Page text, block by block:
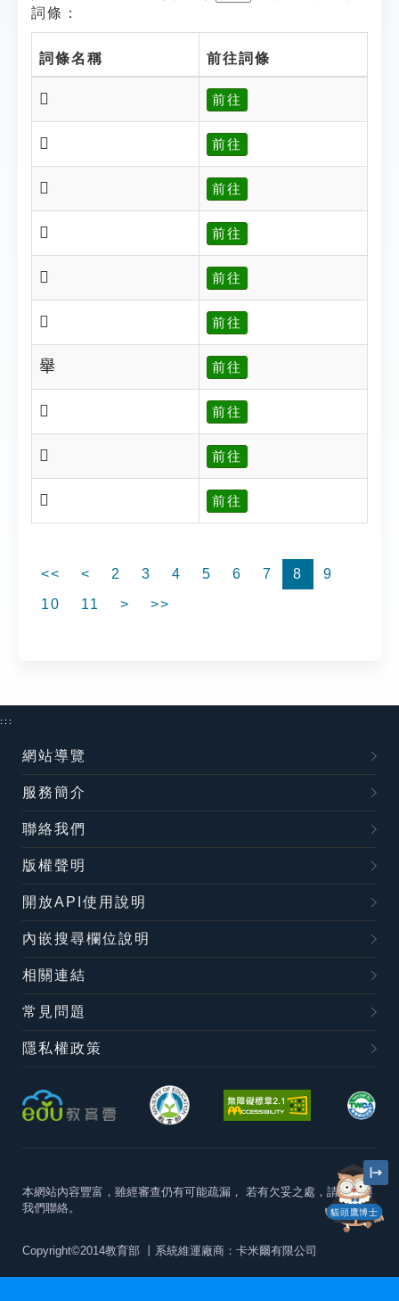
詞條：
詞條名稱 前往詞條
𦦓 前往
𦦖 前往
𦦑 前往
𦦗 前往
𦦘 前往
𦦘 前往
𦦙 前往
𦦜 前往
𦦚 前往
𦦛 前往
<< < 2 3 4 5 6 7 8
9
10
11 > >>
貓頭鷹博士
:::
網站導覽
服務簡介
聯絡我們
版權聲明
開放API使用說明
內嵌搜尋欄位說明
相關連結
常見問題
隱私權政策
本網站內容豐富，雖經審查仍有可能疏漏， 若有欠妥之處，請隨時與
我們聯絡。
Copyright©2014教育部 丨系統維運廠商：卡米爾有限公司